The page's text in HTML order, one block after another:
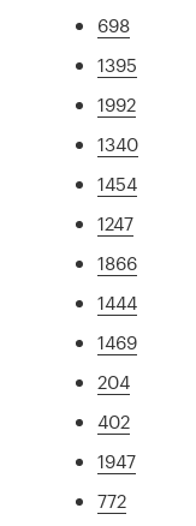
698
1395
1992
1340
1454
1247
1866
1444
1469
204
402
1947
772